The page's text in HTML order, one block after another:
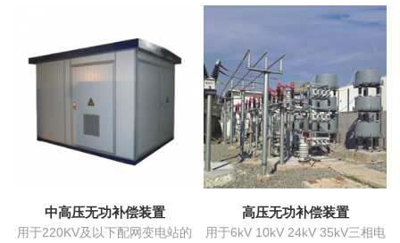
最佳点...
定、高效、优质地运行。在配电
网中将中小容量的ZRSVG装置安
装在某些特殊（如电弧炉）负荷
附近，可克服负荷三相不平衡、
提高功率因数、消除电压闪变和
电压波动、抑制谐波污染等并显
著改善电能质量...
中高压无功补偿装置
用于220KV及以下配网变电站的
高压无功补偿装置
用于6kV 10kV 24kV 35kV三相电